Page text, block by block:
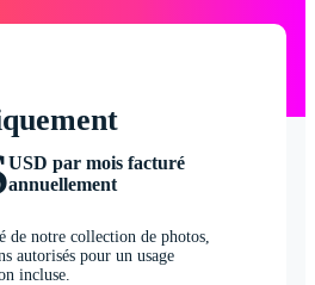
USD par mois facturé
annuellement
de notre collection de photos,
autorisés pour un usage
incluse.